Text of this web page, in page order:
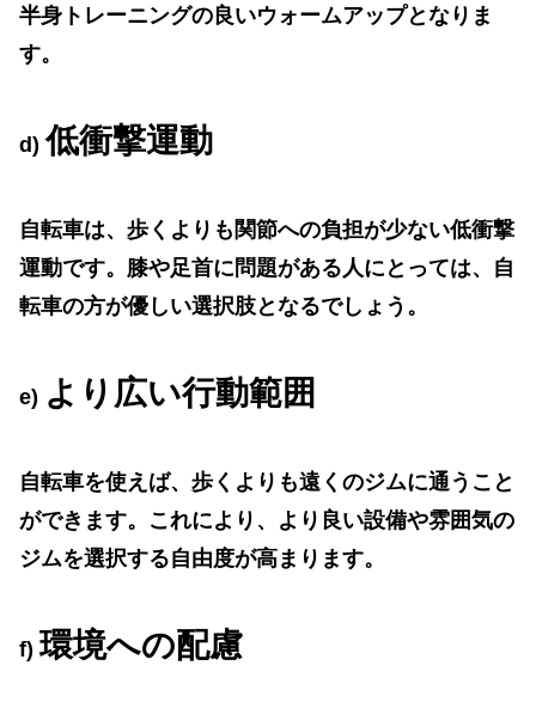
半身トレーニングの良いウォームアップとなりま
す。
d)低衝撃運動
自転車は、歩くよりも関節への負担が少ない低衝撃
運動です。膝や足首に問題がある人にとっては、自
転車の方が優しい選択肢となるでしょう。
e) より広い行動範囲
自転車を使えば、歩くよりも遠くのジムに通うこと
ができます。これにより、より良い設備や雰囲気の
ジムを選択する自由度が高まります。
f)環境への配慮